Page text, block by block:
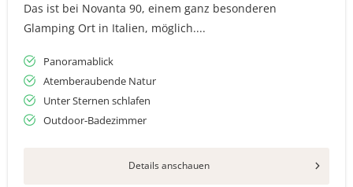
Das ist bei Novanta 90, einem ganz besonderen
Glamping Ort in Italien, möglich....
Panoramablick
Atemberaubende Natur
Unter Sternen schlafen
Outdoor-Badezimmer
Details anschauen